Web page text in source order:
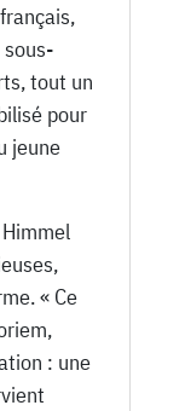
sous-
tout un
pour
jeune
« Ce
: une